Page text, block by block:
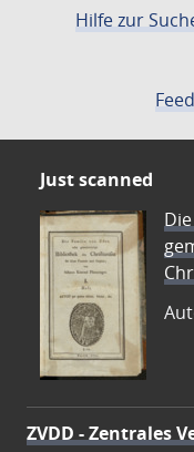
Hilfe zur
Just scanned
ZVDD - Zentrales